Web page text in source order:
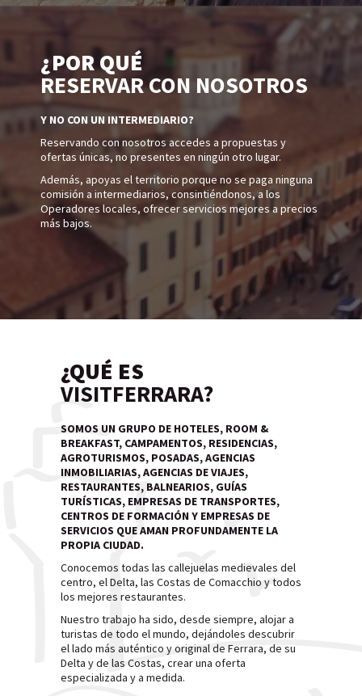
¿POR QUÉ
RESERVAR CON NOSOTROS
Y NO CON UN INTERMEDIARIO?
Reservando con nosotros accedes a propuestas y
ofertas únicas, no presentes en ningún otro lugar.
Además, apoyas el territorio porque no se paga ninguna
comisión a intermediarios, consintiéndonos, a los
Operadores locales, ofrecer servicios mejores a precios
más bajos.
¿QUÉ ES
VISITFERRARA?
SOMOS UN GRUPO DE HOTELES, ROOM &
BREAKFAST, CAMPAMENTOS, RESIDENCIAS,
AGROTURISMOS, POSADAS, AGENCIAS
INMOBILIARIAS, AGENCIAS DE VIAJES,
RESTAURANTES, BALNEARIOS, GUÍAS
TURÍSTICAS, EMPRESAS DE TRANSPORTES,
CENTROS DE FORMACIÓN Y EMPRESAS DE
SERVICIOS QUE AMAN PROFUNDAMENTE LA
PROPIA CIUDAD.
Conocemos todas las callejuelas medievales del
centro, el Delta, las Costas de Comacchio y todos
los mejores restaurantes.
Nuestro trabajo ha sido, desde siempre, alojar a
turistas de todo el mundo, dejándoles descubrir
el lado más auténtico y original de Ferrara, de su
Delta y de las Costas, crear una oferta
especializada y a medida.